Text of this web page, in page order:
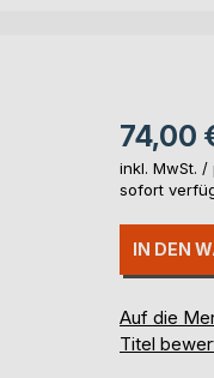
74,00
inkl. MwSt. /
sofort
IN DEN
Auf die
Titel